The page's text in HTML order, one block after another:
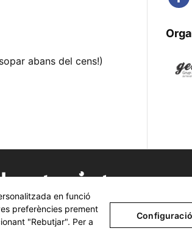
abans del cens!)
© Fundació Pinnae2026
en funció
preferències prement
"Rebutjar". Per a
Configuració